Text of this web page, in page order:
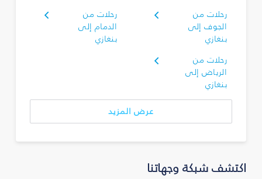
رحلات من
الجوف إلى
بنغازي
رحلات من
الدمام إلى
بنغازي
رحلات من
الرياض إلى
بنغازي
عرض المزيد
اكتشف شبكة وجهاتنا